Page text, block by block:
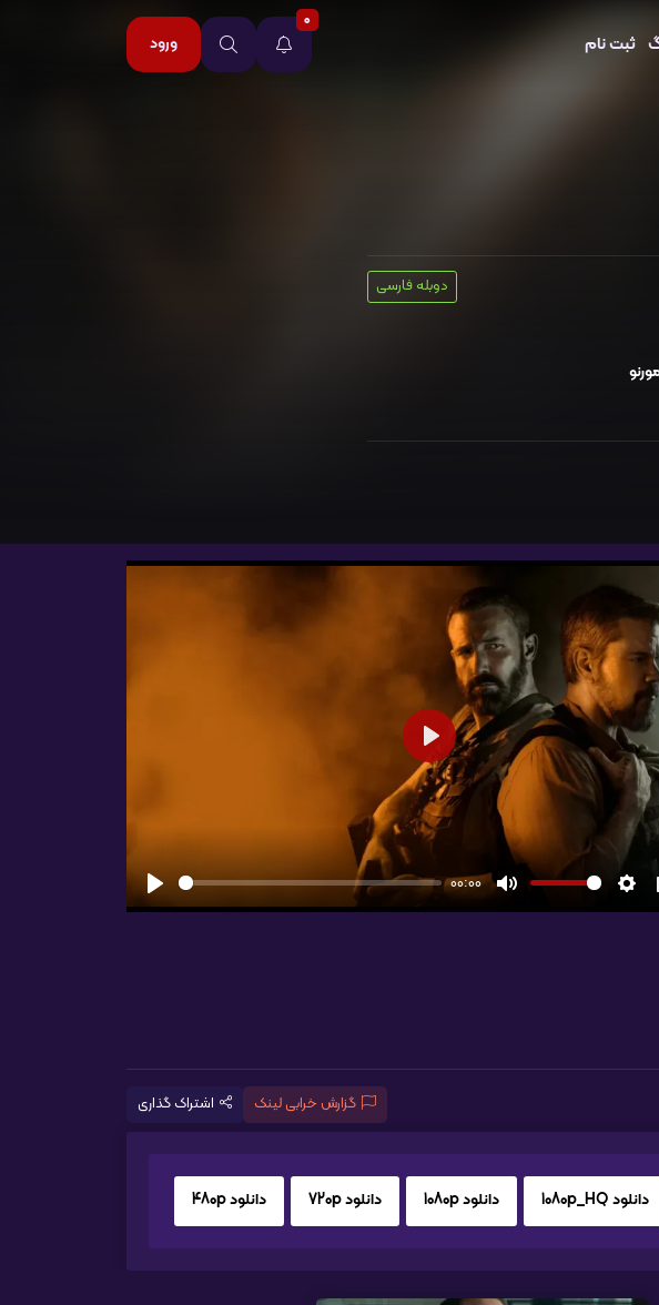
ثبت نام
0
ورود
دوبله فارسی
شروع
00:00
بی‌صدا
شروع
گزارش خرابی لینک اشتراک گذاری
دانلود 480p دانلود 720p دانلود 1080p دانلود 1080p_HQ